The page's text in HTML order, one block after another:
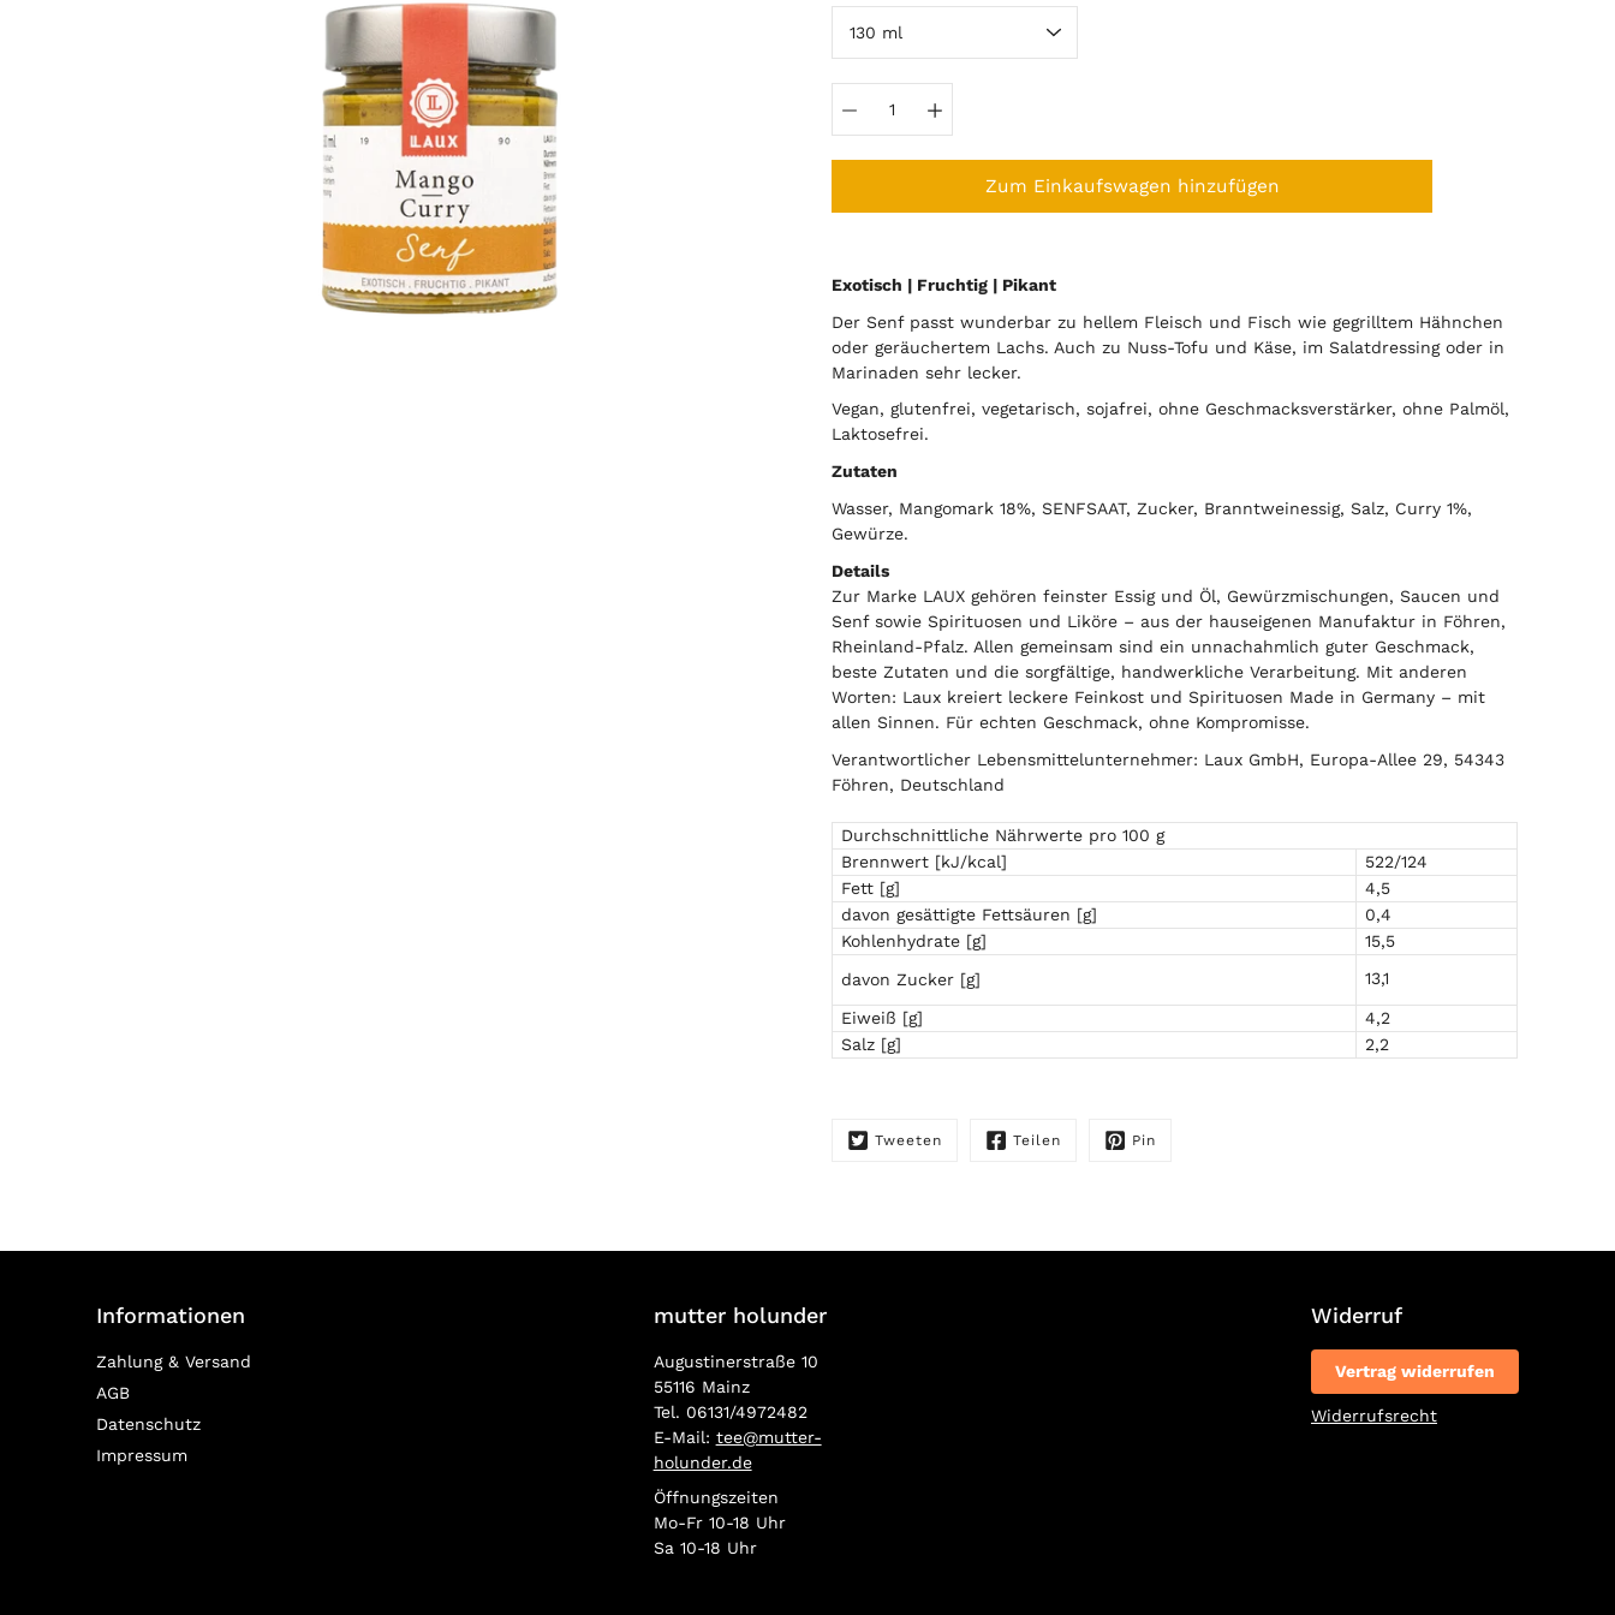
Zum Einkaufswagen hinzufügen
me
this
product
is
available:
Exotisch | Fruchtig | Pikant
Der Senf passt wunderbar zu hellem Fleisch und Fisch wie gegrilltem Hähnchen
oder geräuchertem Lachs. Auch zu Nuss-Tofu und Käse, im Salatdressing oder in
Marinaden sehr lecker.
Vegan, glutenfrei, vegetarisch, sojafrei, ohne Geschmacksverstärker, ohne Palmöl,
Laktosefrei.
Zutaten
Wasser, Mangomark 18%, SENFSAAT, Zucker, Branntweinessig, Salz, Curry 1%,
Gewürze.
Details
Zur Marke LAUX gehören feinster Essig und Öl, Gewürzmischungen, Saucen und
Senf sowie Spirituosen und Liköre – aus der hauseigenen Manufaktur in Föhren,
Rheinland-Pfalz. Allen gemeinsam sind ein unnachahmlich guter Geschmack,
beste Zutaten und die sorgfältige, handwerkliche Verarbeitung. Mit anderen
Worten: Laux kreiert leckere Feinkost und Spirituosen Made in Germany – mit
allen Sinnen. Für echten Geschmack, ohne Kompromisse.
Verantwortlicher Lebensmittelunternehmer: Laux GmbH, Europa-Allee 29, 54343
Föhren, Deutschland
Durchschnittliche Nährwerte pro 100 g
Brennwert [kJ/kcal]
522/124
Fett [g]
4,5
davon gesättigte Fettsäuren [g]
0,4
Kohlenhydrate [g]
15,5
davon Zucker [g]
13,1
Eiweiß [g]
4,2
Salz [g]
2,2
Tweeten Teilen Pin
Informationen
Zahlung & Versand
AGB
Datenschutz
Impressum
mutter holunder
Augustinerstraße 10
55116 Mainz
Tel. 06131/4972482
E-Mail: tee@mutter-
holunder.de
Öffnungszeiten
Mo-Fr 10-18 Uhr
Sa 10-18 Uhr
Widerruf
Vertrag widerrufen
Widerrufsrecht